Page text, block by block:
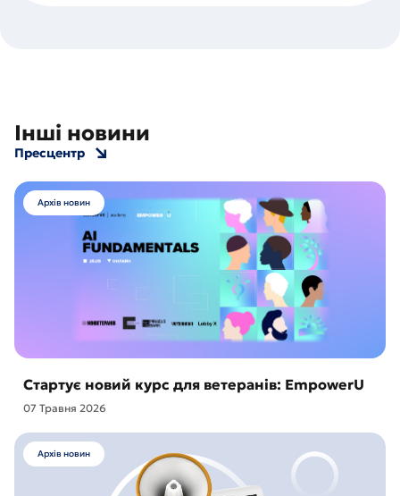
Інші новини
Пресцентр
Архів новин
Стартує новий курс для ветеранів: EmpowerU
07 Травня 2026
Архів новин